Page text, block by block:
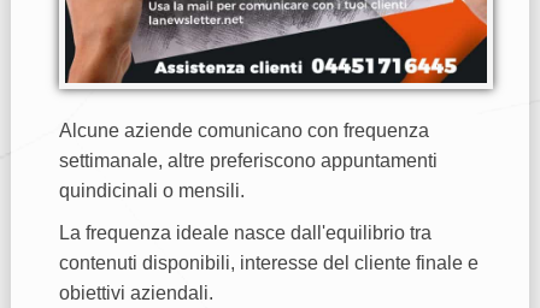
Alcune aziende comunicano con frequenza
settimanale, altre preferiscono appuntamenti
quindicinali o mensili.
La frequenza ideale nasce dall'equilibrio tra
contenuti disponibili, interesse del cliente finale e
obiettivi aziendali.